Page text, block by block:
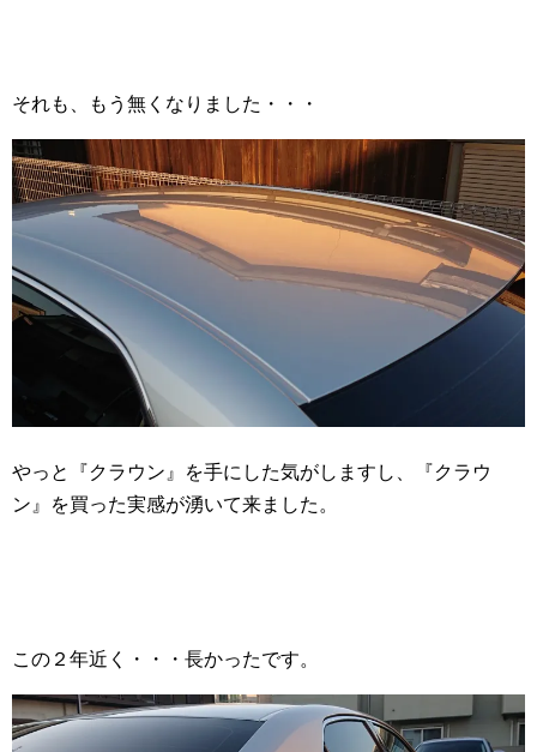
それも、もう無くなりました・・・
やっと『クラウン』を手にした気がしますし、『クラウ
ン』を買った実感が湧いて来ました。
この２年近く・・・長かったです。